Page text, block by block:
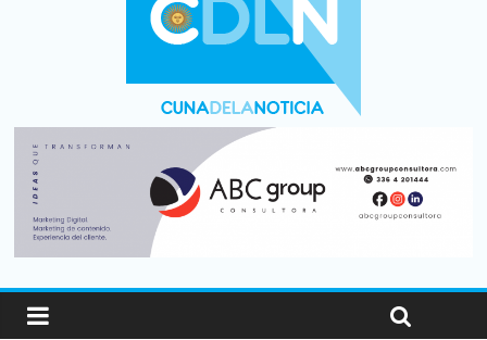
El agro argentino logró un récord histórico de exportaciones en
el primer semestre de 2026
La construcción cayó 4,1% en junio y registró su cuarta baja del